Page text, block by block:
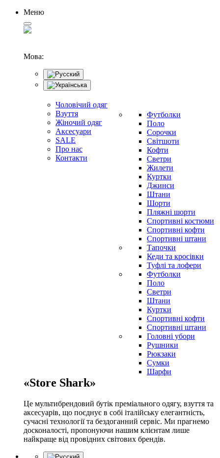
Меню
Мова:
Чоловічий одяг
Взуття
Жіночий одяг
Аксесуари
SALE
Про нас
Контакти
Футболки
Поло
Сорочки
Світшоти
Кофти
Светри
Жилети
Куртки
Джинси
Штани
Шорти
Пляжні шорти
Спортивні костюми
Спортивні кофти
Спортивні штани
Тапочки
Кеди та кросівки
Туфлі та лофери
Футболки
Поло
Светри
Штани
Куртки
Cпортивні кофти
Спортивні штани
Головні убори
Рушники
Рюкзаки
Сумки
Шарфи
«Store Shark»
Це мультибрендовий бутік преміального одягу, взуття та
аксесуарів, що поєднує в собі італійську елегантність,
сучасні технології та бездоганний сервіс. Ми прагнемо
досконалості, пропонуючи нашим клієнтам лише
найкраще від провідних світових брендів.